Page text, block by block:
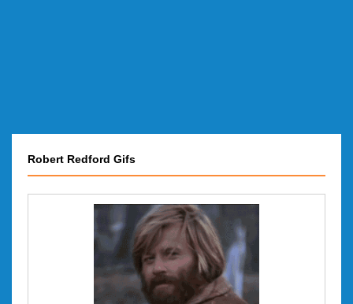
Robert Redford Gifs